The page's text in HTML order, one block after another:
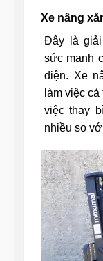
Xe nâng
Đây là giải
sức mạnh
điện. Xe
làm việc
việc thay
nhiều so